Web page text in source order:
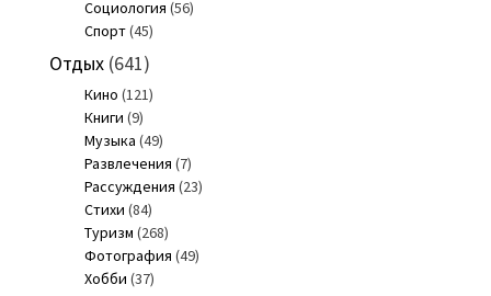
Социология (56)
Спорт(45)
Отдых(641)
Кино (121)
Книги (9)
Музыка (49)
Развлечения (7)
Рассуждения (23)
Стихи (84)
Туризм (268)
Фотография (49)
Хобби (37)